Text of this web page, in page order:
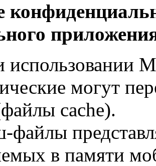
использовании
могут
cache).
файлы
в памяти